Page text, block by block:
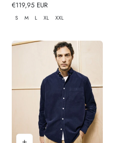
Normale
prijs
€119,95 EUR
S M L XL XXL